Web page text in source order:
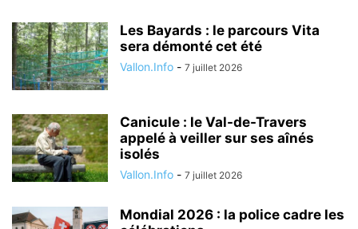
Les Bayards : le parcours Vita
sera démonté cet été
Vallon.Info - 7 juillet 2026
Canicule : le Val-de-Travers
appelé à veiller sur ses aînés
isolés
Vallon.Info - 7 juillet 2026
Mondial 2026 : la police cadre les